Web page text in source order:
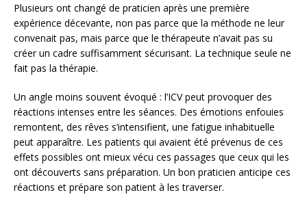
Plusieurs ont changé de praticien après une première
expérience décevante, non pas parce que la méthode ne leur
convenait pas, mais parce que le thérapeute n’avait pas su
créer un cadre suffisamment sécurisant. La technique seule ne
fait pas la thérapie.
Un angle moins souvent évoqué : l’ICV peut provoquer des
réactions intenses entre les séances. Des émotions enfouies
remontent, des rêves s’intensifient, une fatigue inhabituelle
peut apparaître. Les patients qui avaient été prévenus de ces
effets possibles ont mieux vécu ces passages que ceux qui les
ont découverts sans préparation. Un bon praticien anticipe ces
réactions et prépare son patient à les traverser.